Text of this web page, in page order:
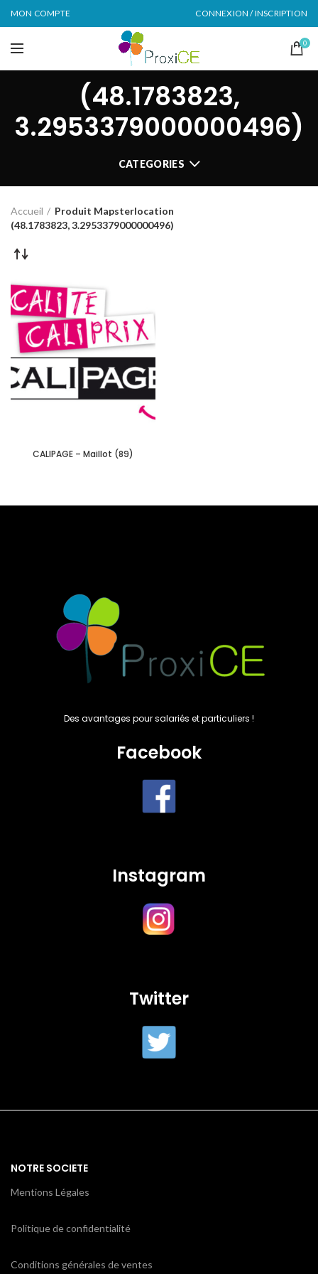
MON COMPTE CONNEXION / INSCRIPTION
0
(48.1783823,
3.2953379000000496)
CATEGORIES
Accueil
Produit Mapsterlocation
(48.1783823, 3.2953379000000496)
CALIPAGE – Maillot (89)
Des avantages pour salariés et particuliers !
Facebook
Instagram
Twitter
NOTRE SOCIETE
Mentions Légales
Politique de confidentialité
Conditions générales de ventes